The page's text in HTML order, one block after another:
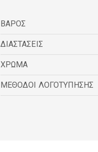
ΒΑΡΟΣ
ΔΙΑΣΤΑΣΕΙΣ
ΧΡΩΜΑ
ΜΕΘΟΔΟΙ ΛΟΓΟΤΥΠΗΣΗΣ